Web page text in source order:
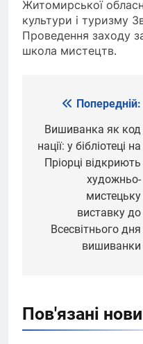
Житомирської
культури і туризму
Проведення заходу
школа мистецтв.
Навігація
записів
Попередній:
Вишиванка як код
нації: у бібліотеці на
Пріорці відкриють
художньо-
мистецьку
виставку до
Всесвітнього дня
вишиванки
Пов'язані